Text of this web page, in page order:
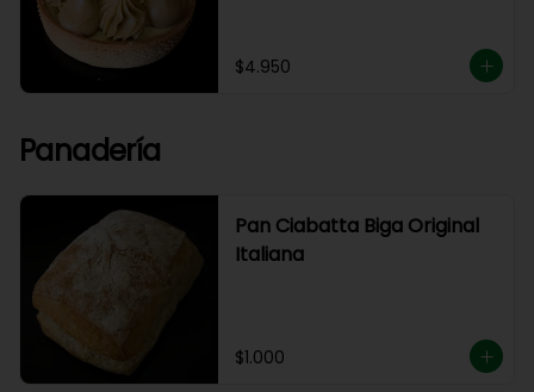
$4.950
Panadería
Pan Ciabatta Biga Original
Italiana
$1.000